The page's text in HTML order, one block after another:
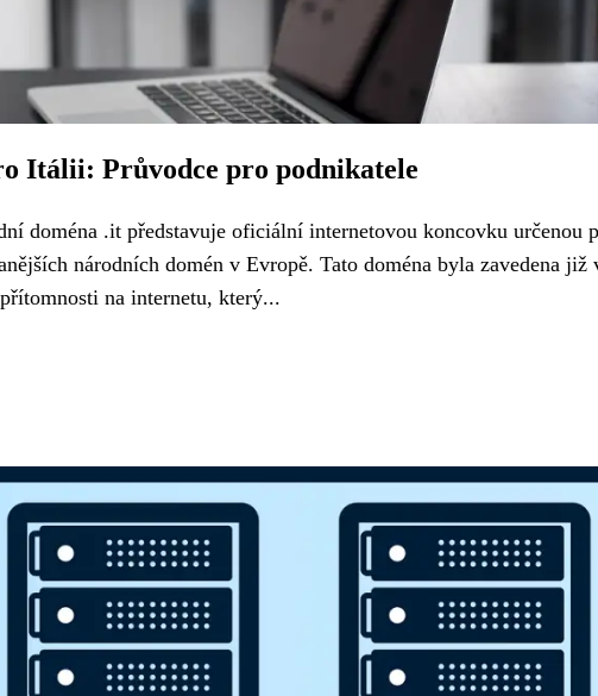
Itálii: Průvodce pro podnikatele
doména .it představuje oficiální internetovou koncovku určenou
národních domén v Evropě. Tato doména byla zavedena již
na internetu, který...